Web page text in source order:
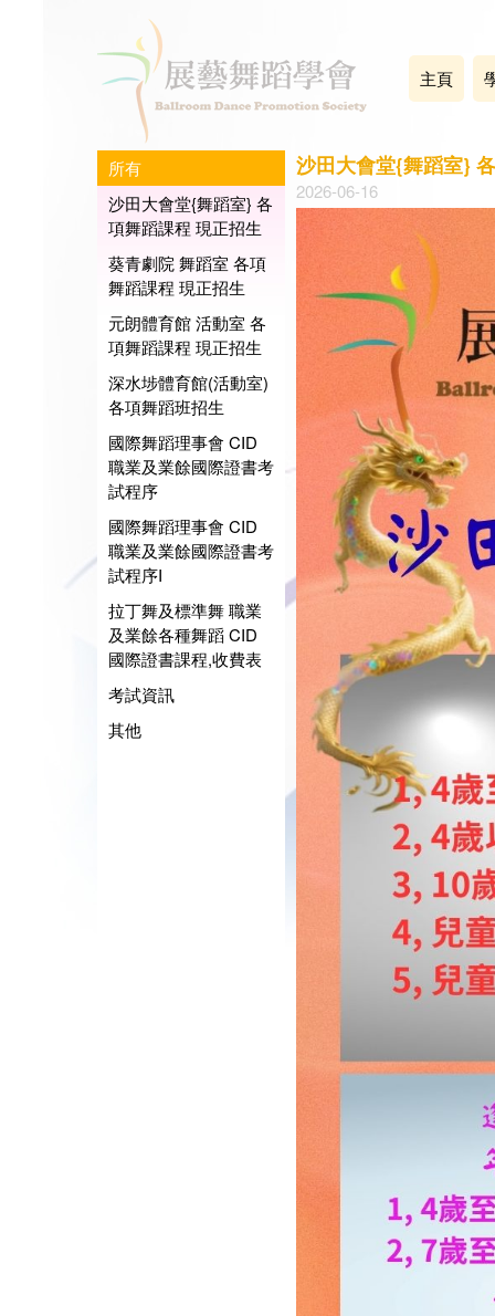
主頁
所有
沙田大會堂{舞蹈室} 各
項舞蹈課程 現正招生
葵青劇院 舞蹈室 各項
舞蹈課程 現正招生
元朗體育館 活動室 各
項舞蹈課程 現正招生
深水埗體育館(活動室)
各項舞蹈班招生
國際舞蹈理事會 CID
職業及業餘國際證書考
試程序
國際舞蹈理事會 CID
職業及業餘國際證書考
試程序I
拉丁舞及標準舞 職業
及業餘各種舞蹈 CID
國際證書課程,收費表
考試資訊
其他
沙田大會堂{舞蹈室}
2026-06-16